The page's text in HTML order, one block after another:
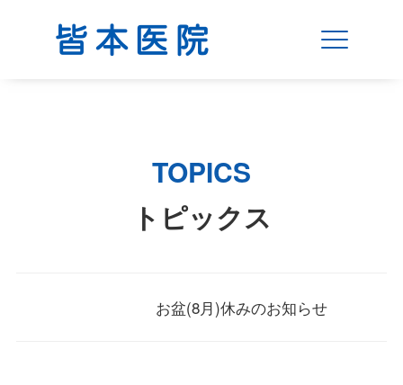
TOPICS
トピックス
お盆(8月)休みのお知らせ